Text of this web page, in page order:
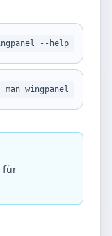
--help
man wingpanel
für